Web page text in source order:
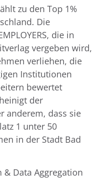
zu den Top 1%
Die
die in
vergeben wird,
verliehen, die
Institutionen
bewertet
der
anderem, dass sie
1 unter 50
in der Stadt Bad
& Data Aggregation